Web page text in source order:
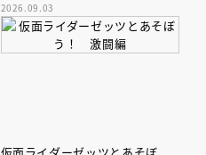
てをつぎ込んだ、まさに究極の
写真集登場！
2026.09.03